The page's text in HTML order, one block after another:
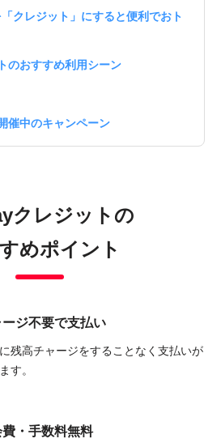
クレジット」にすると便利でおト
のおすすめ利用シーン
催中のキャンペーン
クレジットの
めポイント
ジ不要で支払い
残高チャージをすることなく支払いが
す。
・手数料無料